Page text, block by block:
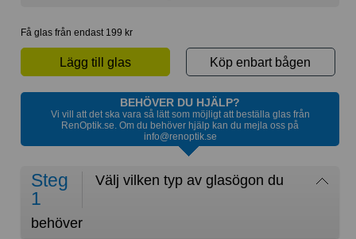
Få glas från endast 199 kr
Lägg till glas Köp enbart bågen
BEHÖVER DU HJÄLP?
Vi vill att det ska vara så lätt som möjligt att beställa glas från
RenOptik.se. Om du behöver hjälp kan du mejla oss på
info@renoptik.se
Steg
1
Välj vilken typ av glasögon du
behöver